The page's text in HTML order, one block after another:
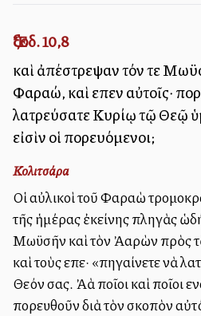
Ἔξοδ. 10,8
καὶ ἀπέστρεψαν τόν τε
Φαραώ, καὶ εἶπεν αὐτοῖς·
λατρεύσατε Κυρίῳ τῷ Θεῷ
εἰσὶν οἱ πορευόμενοι;
Κολιτσάρα
Οἱ αὐλικοὶ τοῦ Φαραὼ
τῆς ἡμέρας ἐκείνης πληγὰς
Μωϋσῆν καὶ τὸν Ἀαρὼν πρὸς
καὶ τοὺς εἶπε· «πηγαίνετε νὰ
Θεόν σας. Ἀλλὰ ποῖοι καὶ ποῖοι
πορευθοῦν διὰ τὸν σκοπὸν